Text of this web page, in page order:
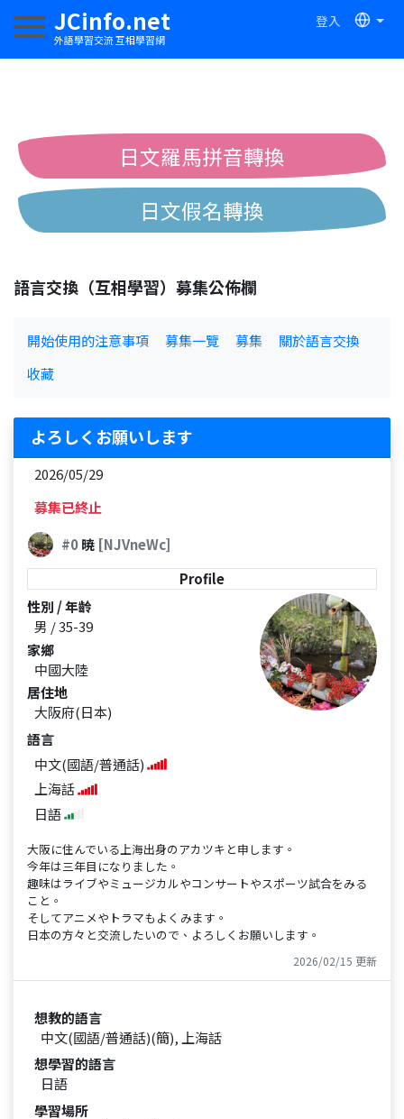
JCinfo.net
外語學習交流 互相學習網
登入
切換導航
日文羅馬拼音轉換
日文假名轉換
語言交換（互相學習）募集公佈欄
開始使用的注意事項 募集一覽 募集
關於語言交換
收藏
よろしくお願いします
2026/05/29
募集已終止
#0暁 [NJVneWc]
Profile
性別 / 年齡
男 / 35-39
家鄉
中國大陸
居住地
大阪府(日本)
語言
中文(國語/普通話)
上海話
日語
大阪に住んでいる上海出身のアカツキと申します。
今年は三年目になりました。
趣味はライブやミュージカルやコンサートやスポーツ試合をみる
こと。
そしてアニメやトラマもよくみます。
日本の方々と交流したいので、よろしくお願いします。
2026/02/15 更新
想教的語言
中文(國語/普通話)(簡), 上海話
想學習的語言
日語
學習場所